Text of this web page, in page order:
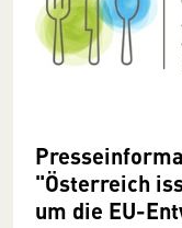
"Österreich
um die EU-